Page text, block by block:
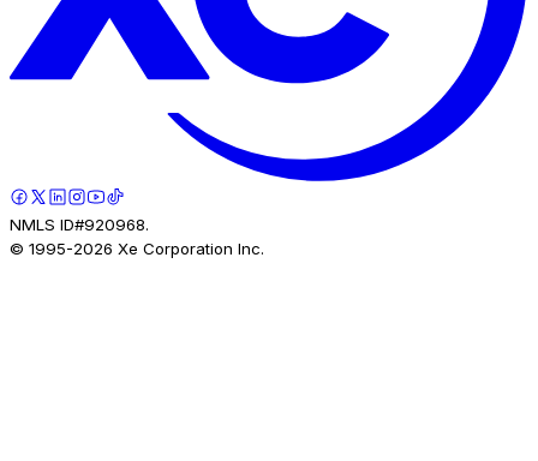
NMLS ID#920968.
© 1995-2026 Xe Corporation Inc.